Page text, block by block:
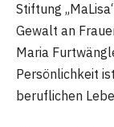
Stiftung
Gewalt an
Maria
Persönlichkeit
beruflichen